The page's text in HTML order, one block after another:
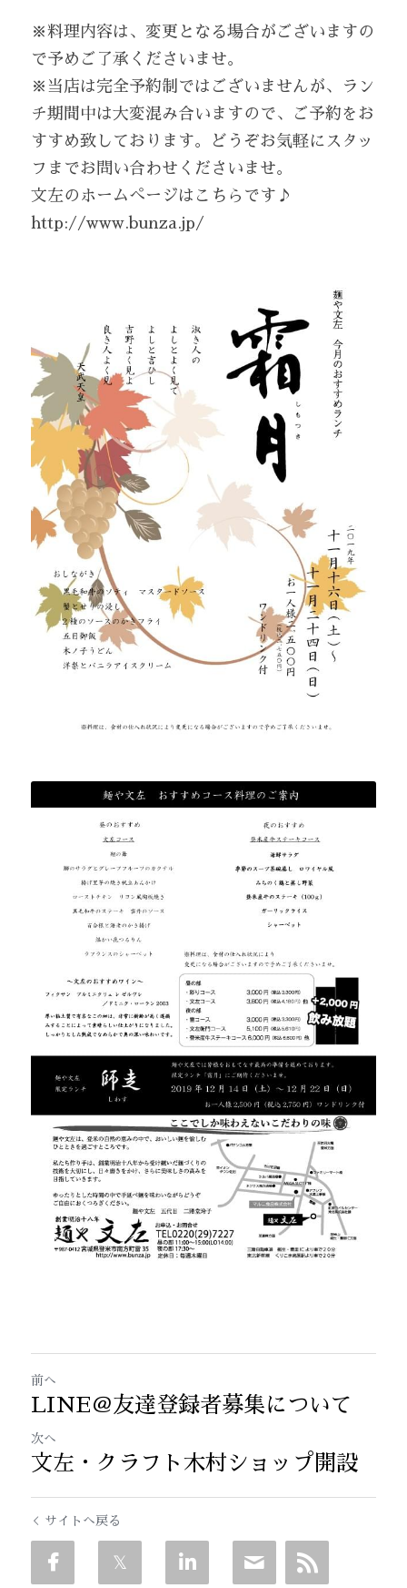
※料理内容は、変更となる場合がございますの
で予めご了承くださいませ。
※当店は完全予約制ではございませんが、ラン
チ期間中は大変混み合いますので、ご予約をお
すすめ致しております。どうぞお気軽にスタッ
フまでお問い合わせくださいませ。
文左のホームぺージはこちらです♪
http://www.bunza.jp/
前へ
LINE＠友達登録者募集について
次へ
文左・クラフト木村ショップ開設
サイトへ戻る